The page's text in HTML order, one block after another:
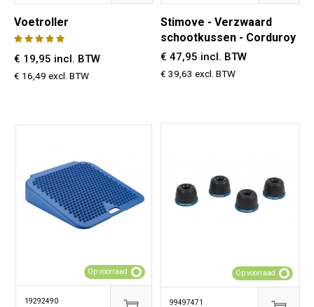
Voetroller
€ 19,95 incl. BTW
€ 16,49 excl. BTW
Stimove - Verzwaard
schootkussen - Corduroy
€ 47,95 incl. BTW
€ 39,63 excl. BTW
19292490
Op voorraad
99497471
Op voorraad